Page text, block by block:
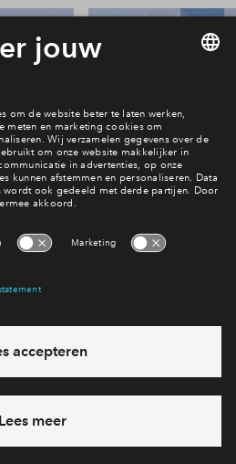
24
#015
€ 614.000
je dan snel aan